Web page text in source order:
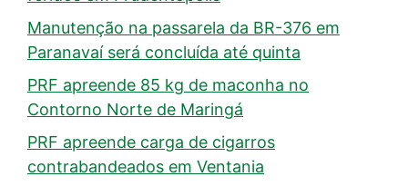
Manutenção na passarela da BR-376 em
Paranavaí será concluída até quinta
PRF apreende 85 kg de maconha no
Contorno Norte de Maringá
PRF apreende carga de cigarros
contrabandeados em Ventania